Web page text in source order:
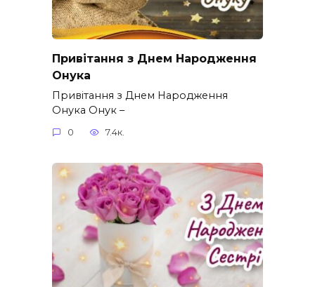
Привітання з Днем Народження
Онука
Привітання з Днем Народження
Онука Онук –
0 7.4к.